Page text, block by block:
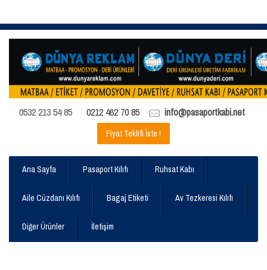
0532 213 54 85 0212 462 70 85 info@pasaportkabi.net
Fiyat Teklifi İste !
Ana Sayfa Pasaport Kılıfı Ruhsat Kabı
Aile Cüzdanı Kılıfı Bagaj Etiketi Av Tezkeresi Kılıfı
Diğer Ürünler İletişim